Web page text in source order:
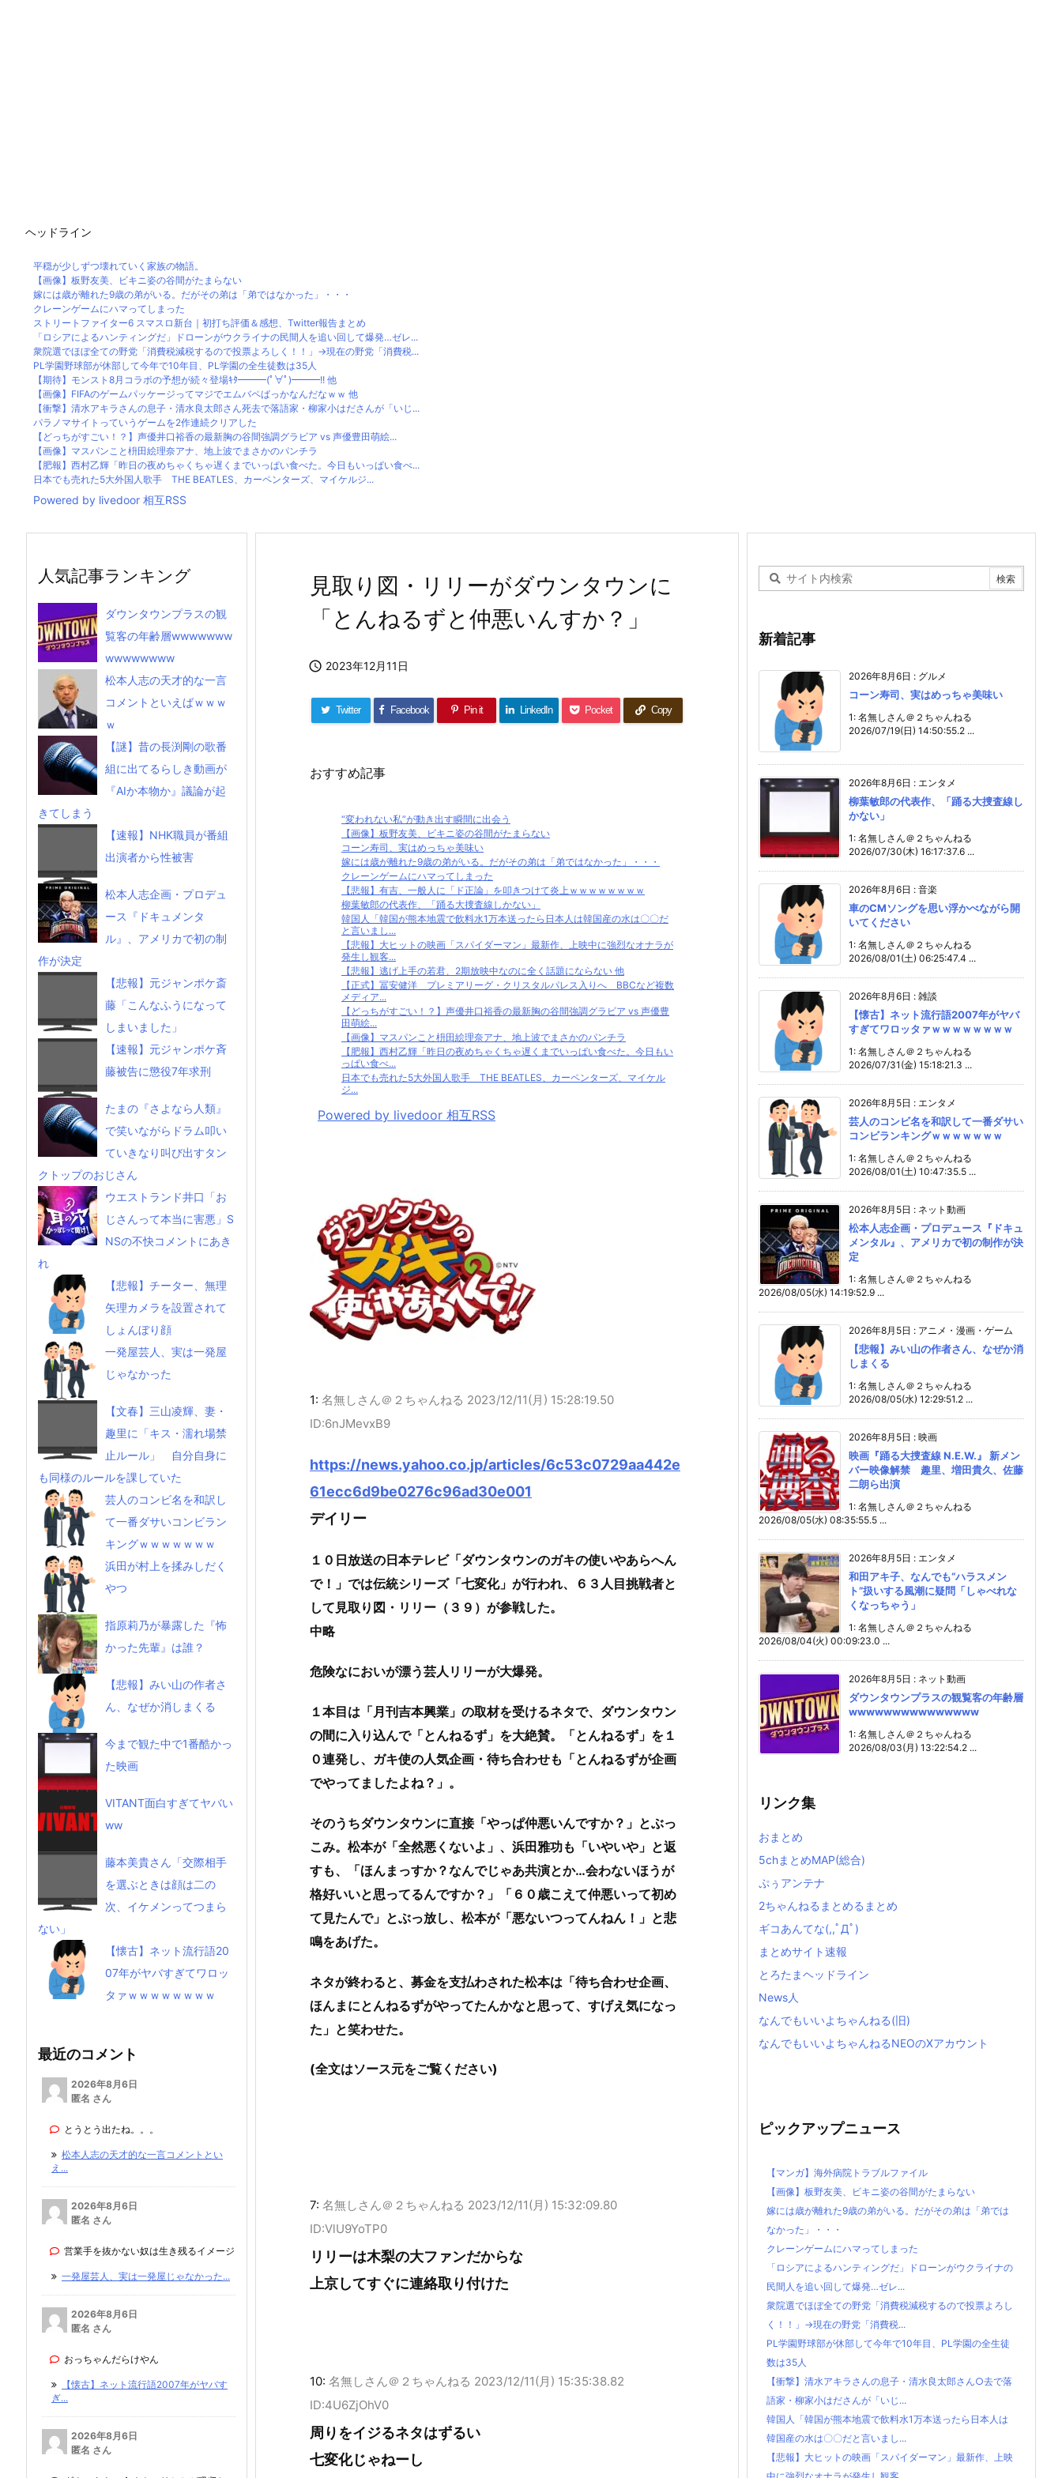
ヘッドライン
平穏が少しずつ壊れていく家族の物語。
【画像】板野友美、ビキニ姿の谷間がたまらない
嫁には歳が離れた9歳の弟がいる。だがその弟は「弟ではなかった」・・・
クレーンゲームにハマってしまった
ストリートファイター6 スマスロ新台｜初打ち評価＆感想、Twitter報告まとめ
「ロシアによるハンティングだ」ドローンがウクライナの民間人を追い回して爆発…ゼレ...
衆院選でほぼ全ての野党「消費税減税するので投票よろしく！！」→現在の野党「消費税...
PL学園野球部が休部して今年で10年目、PL学園の全生徒数は35人
【期待】モンスト8月コラボの予想が続々登場ｷﾀ━━━(ﾟ∀ﾟ)━━━!! 他
【画像】FIFAのゲームパッケージってマジでエムバペばっかなんだなｗｗ 他
【衝撃】清水アキラさんの息子・清水良太郎さん死去で落語家・柳家小はださんが「いじ...
パラノマサイトっていうゲームを2作連続クリアした
【どっちがすごい！？】声優井口裕香の最新胸の谷間強調グラビア vs 声優豊田萌絵...
【画像】マスパンこと枡田絵理奈アナ、地上波でまさかのパンチラ
【肥報】西村乙輝「昨日の夜めちゃくちゃ遅くまでいっぱい食べた。今日もいっぱい食べ...
日本でも売れた5大外国人歌手 THE BEATLES、カーペンターズ、マイケルジ...
Powered by livedoor 相互RSS
見取り図・リリーがダウンタウンに
「とんねるずと仲悪いんすか？」
 2023年12月11日
Twitter Facebook Pin it LinkedIn Pocket Copy
おすすめ記事
“変われない私”が動き出す瞬間に出会う
【画像】板野友美、ビキニ姿の谷間がたまらない
コーン寿司、実はめっちゃ美味い
嫁には歳が離れた9歳の弟がいる。だがその弟は「弟ではなかった」・・・
クレーンゲームにハマってしまった
【悲報】有吉、一般人に「ド正論」を叩きつけて炎上ｗｗｗｗｗｗｗｗ
柳葉敏郎の代表作、「踊る大捜査線しかない」
韓国人「韓国が熊本地震で飲料水1万本送ったら日本人は韓国産の水は〇〇だ
と言いまし...
【悲報】大ヒットの映画「スパイダーマン」最新作、上映中に強烈なオナラが
発生し観客...
【悲報】逃げ上手の若君、2期放映中なのに全く話題にならない 他
【正式】冨安健洋 プレミアリーグ・クリスタルパレス入りへ BBCなど複数
メディア...
【どっちがすごい！？】声優井口裕香の最新胸の谷間強調グラビア vs 声優豊
田萌絵...
【画像】マスパンこと枡田絵理奈アナ、地上波でまさかのパンチラ
【肥報】西村乙輝「昨日の夜めちゃくちゃ遅くまでいっぱい食べた。今日もい
っぱい食べ...
日本でも売れた5大外国人歌手 THE BEATLES、カーペンターズ、マイケル
ジ...
Powered by livedoor 相互RSS
1: 名無しさん＠２ちゃんねる 2023/12/11(月) 15:28:19.50
ID:6nJMevxB9
https://news.yahoo.co.jp/articles/6c53c0729aa442e
61ecc6d9be0276c96ad30e001
デイリー
１０日放送の日本テレビ「ダウンタウンのガキの使いやあらへん
で！」では伝統シリーズ「七変化」が行われ、６３人目挑戦者と
して見取り図・リリー（３９）が参戦した。
中略
危険なにおいが漂う芸人リリーが大爆発。
１本目は「月刊吉本興業」の取材を受けるネタで、ダウンタウン
の間に入り込んで「とんねるず」を大絶賛。「とんねるず」を１
０連発し、ガキ使の人気企画・待ち合わせも「とんねるずが企画
でやってましたよね？」。
そのうちダウンタウンに直接「やっぱ仲悪いんですか？」とぶっ
こみ。松本が「全然悪くないよ」、浜田雅功も「いやいや」と返
すも、「ほんまっすか？なんでじゃあ共演とか…会わないほうが
格好いいと思ってるんですか？」「６０歳こえて仲悪いって初め
て見たんで」とぶっ放し、松本が「悪ないつってんねん！」と悲
鳴をあげた。
ネタが終わると、募金を支払わされた松本は「待ち合わせ企画、
ほんまにとんねるずがやってたんかなと思って、すげえ気になっ
た」と笑わせた。
(全文はソース元をご覧ください)
7: 名無しさん＠２ちゃんねる 2023/12/11(月) 15:32:09.80
ID:VlU9YoTP0
リリーは木梨の大ファンだからな
上京してすぐに連絡取り付けた
10: 名無しさん＠２ちゃんねる 2023/12/11(月) 15:35:38.82
ID:4U6ZjOhV0
周りをイジるネタはずるい
七変化じゃねーし
人気記事ランキング
ダウンタウンプラスの観
覧客の年齢層wwwwwww
wwwwwwww
松本人志の天才的な一言
コメントといえばｗｗｗ
ｗ
【謎】昔の長渕剛の歌番
組に出てるらしき動画が
『AIか本物か』議論が起
きてしまう
【速報】NHK職員が番組
出演者から性被害
松本人志企画・プロデュ
ース『ドキュメンタ
ル』、アメリカで初の制
作が決定
【悲報】元ジャンポケ斎
藤「こんなふうになって
しまいました」
【速報】元ジャンポケ斉
藤被告に懲役7年求刑
たまの『さよなら人類』
で笑いながらドラム叩い
ていきなり叫び出すタン
クトップのおじさん
ウエストランド井口「お
じさんって本当に害悪」S
NSの不快コメントにあき
れ
【悲報】チーター、無理
矢理カメラを設置されて
しょんぼり顔
一発屋芸人、実は一発屋
じゃなかった
【文春】三山凌輝、妻・
趣里に「キス・濡れ場禁
止ルール」 自分自身に
も同様のルールを課していた
芸人のコンビ名を和訳し
て一番ダサいコンビラン
キングｗｗｗｗｗｗｗ
浜田が村上を揉みしだく
やつ
指原莉乃が暴露した『怖
かった先輩』は誰？
【悲報】みい山の作者さ
ん、なぜか消しまくる
今まで観た中で1番酷かっ
た映画
VITANT面白すぎてヤバい
ww
藤本美貴さん「交際相手
を選ぶときは顔は二の
次、イケメンってつまら
ない」
【懐古】ネット流行語20
07年がヤバすぎてワロッ
タァｗｗｗｗｗｗｗｗ
最近のコメント
2026年8月6日
匿名 さん
とうとう出たね。。。
松本人志の天才的な一言コメントとい
え...
2026年8月6日
匿名 さん
営業手を抜かない奴は生き残るイメージ
一発屋芸人、実は一発屋じゃなかった...
2026年8月6日
匿名 さん
おっちゃんだらけやん
【懐古】ネット流行語2007年がヤバす
ぎ...
2026年8月6日
匿名 さん
新着記事
2026年8月6日 : グルメ
コーン寿司、実はめっちゃ美味い
1: 名無しさん＠２ちゃんねる
2026/07/19(日) 14:50:55.2 ...
2026年8月6日 : エンタメ
柳葉敏郎の代表作、「踊る大捜査線し
かない」
1: 名無しさん＠２ちゃんねる
2026/07/30(木) 16:17:37.6 ...
2026年8月6日 : 音楽
車のCMソングを思い浮かべながら開
いてください
1: 名無しさん＠２ちゃんねる
2026/08/01(土) 06:25:47.4 ...
2026年8月6日 : 雑談
【懐古】ネット流行語2007年がヤバ
すぎてワロッタァｗｗｗｗｗｗｗｗ
1: 名無しさん＠２ちゃんねる
2026/07/31(金) 15:18:21.3 ...
2026年8月5日 : エンタメ
芸人のコンビ名を和訳して一番ダサい
コンビランキングｗｗｗｗｗｗｗ
1: 名無しさん＠２ちゃんねる
2026/08/01(土) 10:47:35.5 ...
2026年8月5日 : ネット動画
松本人志企画・プロデュース『ドキュ
メンタル』、アメリカで初の制作が決
定
1: 名無しさん＠２ちゃんねる
2026/08/05(水) 14:19:52.9 ...
2026年8月5日 : アニメ・漫画・ゲーム
【悲報】みい山の作者さん、なぜか消
しまくる
1: 名無しさん＠２ちゃんねる
2026/08/05(水) 12:29:51.2 ...
2026年8月5日 : 映画
映画『踊る大捜査線 N.E.W.』 新メン
バー映像解禁 趣里、増田貴久、佐藤
二朗ら出演
1: 名無しさん＠２ちゃんねる
2026/08/05(水) 08:35:55.5 ...
2026年8月5日 : エンタメ
和田アキ子、なんでも“ハラスメン
ト”扱いする風潮に疑問「しゃべれな
くなっちゃう」
1: 名無しさん＠２ちゃんねる
2026/08/04(火) 00:09:23.0 ...
2026年8月5日 : ネット動画
ダウンタウンプラスの観覧客の年齢層
wwwwwwwwwwwwwww
1: 名無しさん＠２ちゃんねる
2026/08/03(月) 13:22:54.2 ...
リンク集
おまとめ
5chまとめMAP(総合)
ぷぅアンテナ
2ちゃんねるまとめるまとめ
ギコあんてな(,,ﾟДﾟ)
まとめサイト速報
とろたまヘッドライン
News人
なんでもいいよちゃんねる(旧)
なんでもいいよちゃんねるNEOのXアカウント
ピックアップニュース
【マンガ】海外病院トラブルファイル
【画像】板野友美、ビキニ姿の谷間がたまらない
嫁には歳が離れた9歳の弟がいる。だがその弟は「弟では
なかった」・・・
クレーンゲームにハマってしまった
「ロシアによるハンティングだ」ドローンがウクライナの
民間人を追い回して爆発…ゼレ...
衆院選でほぼ全ての野党「消費税減税するので投票よろし
く！！」→現在の野党「消費税...
PL学園野球部が休部して今年で10年目、PL学園の全生徒
数は35人
【衝撃】清水アキラさんの息子・清水良太郎さん○去で落
語家・柳家小はださんが「いじ...
韓国人「韓国が熊本地震で飲料水1万本送ったら日本人は
韓国産の水は〇〇だと言いまし...
【悲報】大ヒットの映画「スパイダーマン」最新作、上映